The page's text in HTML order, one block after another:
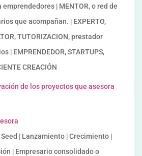
emprendedores | MENTOR, o red de
que acompañan. | EXPERTO,
TUTORIZACION, prestador
| EMPRENDEDOR, STARTUPS,
CREACIÓN
de los proyectos que asesora
| Lanzamiento | Crecimiento |
| Empresario consolidado o